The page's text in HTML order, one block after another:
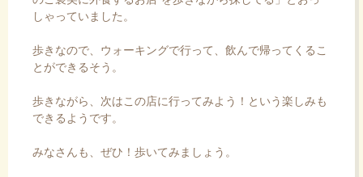
しゃっていました。
歩きなので、ウォーキングで行って、飲んで帰ってくるこ
とができるそう。
歩きながら、次はこの店に行ってみよう！という楽しみも
できるようです。
みなさんも、ぜひ！歩いてみましょう。